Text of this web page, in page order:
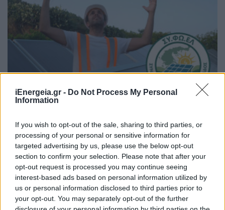
iEnergeia.gr - Do Not Process My Personal
Information
If you wish to opt-out of the sale, sharing to third parties, or
processing of your personal or sensitive information for
targeted advertising by us, please use the below opt-out
section to confirm your selection. Please note that after your
opt-out request is processed you may continue seeing
interest-based ads based on personal information utilized by
us or personal information disclosed to third parties prior to
your opt-out. You may separately opt-out of the further
ΣΥΦΩΕΛ: Χάθηκαν 153,74 εκατ. ευρώ για τις
μπαταρίες – Μεγάλη απώλεια για τις μικρές
επιχειρήσεις
07/08/2026 - 13:11